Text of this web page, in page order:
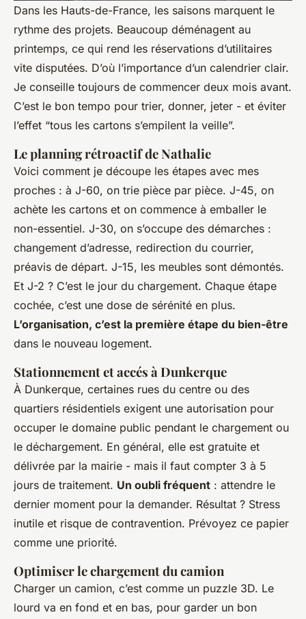
Dans les Hauts-de-France, les saisons marquent le
rythme des projets. Beaucoup déménagent au
printemps, ce qui rend les réservations d’utilitaires
vite disputées. D’où l’importance d’un calendrier clair.
Je conseille toujours de commencer deux mois avant.
C’est le bon tempo pour trier, donner, jeter - et éviter
l’effet “tous les cartons s’empilent la veille”.
Le planning rétroactif de Nathalie
Voici comment je découpe les étapes avec mes
proches : à J-60, on trie pièce par pièce. J-45, on
achète les cartons et on commence à emballer le
non-essentiel. J-30, on s’occupe des démarches :
changement d’adresse, redirection du courrier,
préavis de départ. J-15, les meubles sont démontés.
Et J-2 ? C’est le jour du chargement. Chaque étape
cochée, c’est une dose de sérénité en plus.
L’organisation, c’est la première étape du bien-être
dans le nouveau logement.
Stationnement et accés à Dunkerque
À Dunkerque, certaines rues du centre ou des
quartiers résidentiels exigent une autorisation pour
occuper le domaine public pendant le chargement ou
le déchargement. En général, elle est gratuite et
délivrée par la mairie - mais il faut compter 3 à 5
jours de traitement. Un oubli fréquent : attendre le
dernier moment pour la demander. Résultat ? Stress
inutile et risque de contravention. Prévoyez ce papier
comme une priorité.
Optimiser le chargement du camion
Charger un camion, c’est comme un puzzle 3D. Le
lourd va en fond et en bas, pour garder un bon